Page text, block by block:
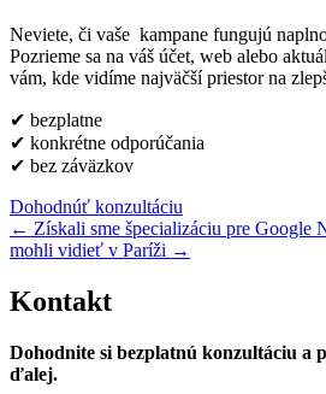
Neviete, či vaše kampane fungujú
Pozrieme sa na váš účet, web alebo
vám, kde vidíme najväčší priestor na
✔ bezplatne
✔ konkrétne odporúčania
✔ bez záväzkov
Dohodnúť konzultáciu
← Získali sme špecializáciu pre Google
mohli vidieť v Paríži →
Kontakt
Dohodnite si bezplatnú konzultáciu a
ďalej.